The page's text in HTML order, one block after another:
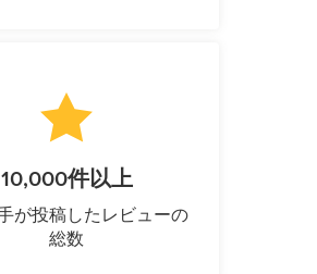
10,000件以上
が投稿したレビューの
総数